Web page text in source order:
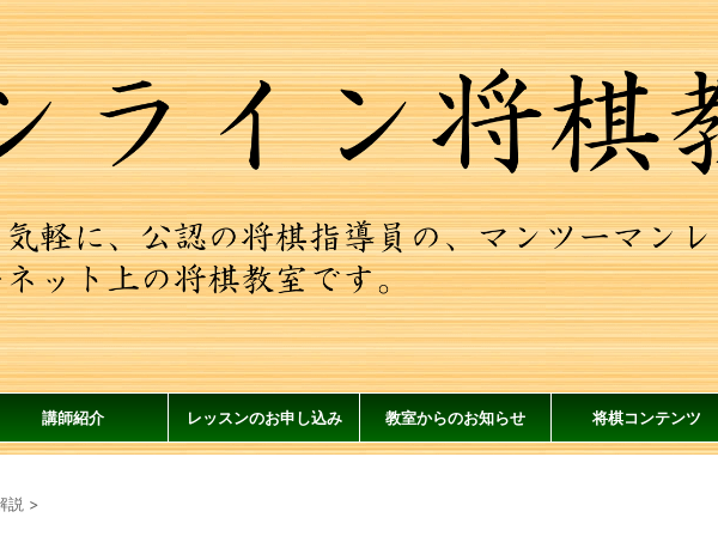
講師紹介 レッスンのお申し込み 教室からのお知らせ 将棋コンテンツ
説 >